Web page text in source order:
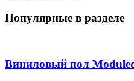
Популярные в разделе
Виниловый пол